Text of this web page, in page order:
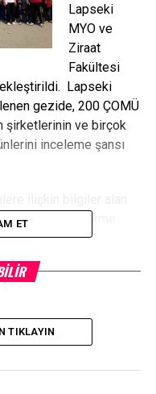
Lapseki
MYO ve
Ziraat
Fakültesi
Lapseki
gezide, 200 ÇOMÜ
şirketlerinin ve birçok
inceleme şansı
yenilikleri görme
Ezine
ET
TIKLAYIN